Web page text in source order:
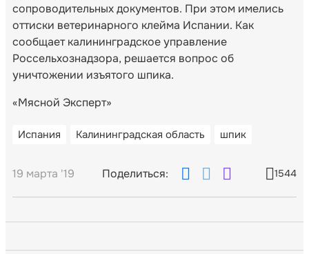
сопроводительных документов. При этом имелись
оттиски ветеринарного клейма Испании. Как
сообщает калининградское управление
Россельхознадзора, решается вопрос об
уничтожении изъятого шпика.
«Мясной Эксперт»
Испания Калининградская область шпик
19 марта '19 Поделиться: 1544